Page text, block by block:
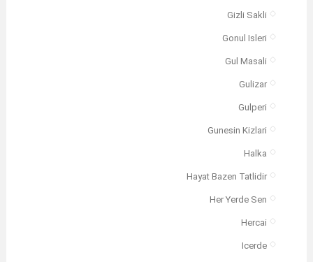
Gizli Sakli
Gonul Isleri
Gul Masali
Gulizar
Gulperi
Gunesin Kizlari
Halka
Hayat Bazen Tatlidir
Her Yerde Sen
Hercai
Icerde